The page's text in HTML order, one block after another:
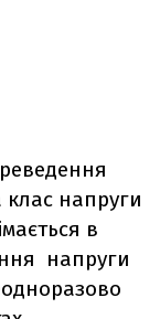
напруги
в
напруги